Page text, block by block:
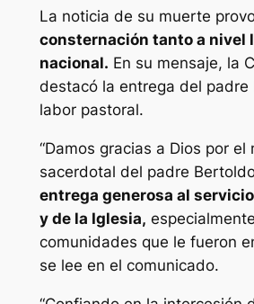
La noticia de su muerte
consternación tanto a nivel
nacional. En su mensaje, la
destacó la entrega del padre
labor pastoral.
“Damos gracias a Dios por el
sacerdotal del padre
entrega generosa al
y de la Iglesia,
comunidades que le fueron
se lee en el comunicado.